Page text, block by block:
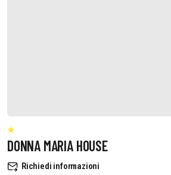
DONNA MARIA HOUSE
Richiedi informazioni